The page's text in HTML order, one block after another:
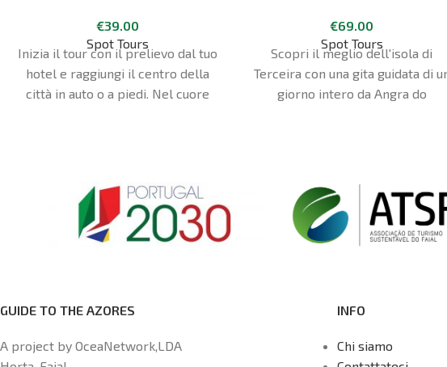
€39.00
Spot Tours
Inizia il tour con il prelievo dal tuo
hotel e raggiungi il centro della
città in auto o a piedi. Nel cuore
di Angra do Heroísmo (ingresso
facoltativo), una delle cattedrali
cattoliche più controverse, e il
primo governo generale delle
bellissimo Giardino Pubblico, il
€69.00
Spot Tours
Scopri il meglio dell'isola di
Terceira con una gita guidata di
giorno intero da Angra do
GUIDE TO THE AZORES
A project by OceaNetwork,LDA
INFO
Chi siamo